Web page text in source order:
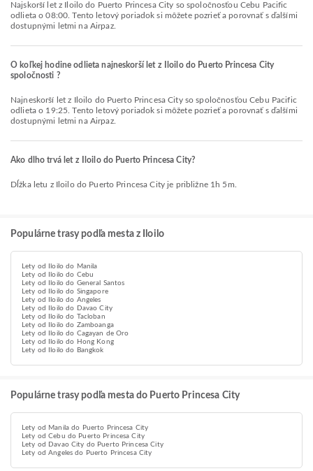
Najskorší let z Iloilo do Puerto Princesa City so spoločnosťou Cebu Pacific
odlieta o 08:00. Tento letový poriadok si môžete pozrieť a porovnať s ďalšími
dostupnými letmi na Airpaz.
O koľkej hodine odlieta najneskorší let z Iloilo do Puerto Princesa City
spoločnosti ?
Najneskorší let z Iloilo do Puerto Princesa City so spoločnosťou Cebu Pacific
odlieta o 19:25. Tento letový poriadok si môžete pozrieť a porovnať s ďalšími
dostupnými letmi na Airpaz.
Ako dlho trvá let z Iloilo do Puerto Princesa City?
Dĺžka letu z Iloilo do Puerto Princesa City je približne 1h 5m.
Populárne trasy podľa mesta z Iloilo
Lety od Iloilo do Manila
Lety od Iloilo do Cebu
Lety od Iloilo do General Santos
Lety od Iloilo do Singapore
Lety od Iloilo do Angeles
Lety od Iloilo do Davao City
Lety od Iloilo do Tacloban
Lety od Iloilo do Zamboanga
Lety od Iloilo do Cagayan de Oro
Lety od Iloilo do Hong Kong
Lety od Iloilo do Bangkok
Populárne trasy podľa mesta do Puerto Princesa City
Lety od Manila do Puerto Princesa City
Lety od Cebu do Puerto Princesa City
Lety od Davao City do Puerto Princesa City
Lety od Angeles do Puerto Princesa City